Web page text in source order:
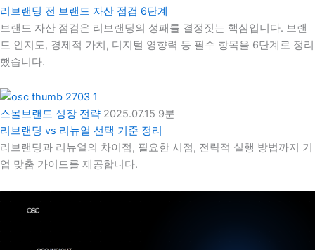
리브랜딩 전 브랜드 자산 점검 6단계
브랜드 자산 점검은 리브랜딩의 성패를 결정짓는 핵심입니다. 브랜
드 인지도, 경제적 가치, 디지털 영향력 등 필수 항목을 6단계로 정리
했습니다.
스몰브랜드 성장 전략 2025.07.15 9분
리브랜딩 vs 리뉴얼 선택 기준 정리
리브랜딩과 리뉴얼의 차이점, 필요한 시점, 전략적 실행 방법까지 기
업 맞춤 가이드를 제공합니다.